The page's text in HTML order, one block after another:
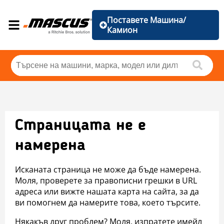
Поставете Машина/
Камион
Страницата не е
намерена
Исканата страница не може да бъде намерена.
Моля, проверете за правописни грешки в URL
адреса или вижте нашата карта на сайта, за да
ви помогнем да намерите това, което търсите.
Някакъв друг проблем? Моля, изпратете имейл